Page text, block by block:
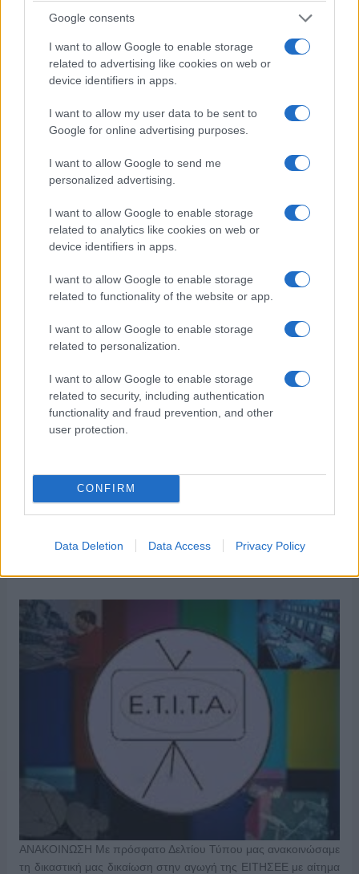
Google consents
I want to allow Google to enable storage
related to advertising like cookies on web or
device identifiers in apps.
I want to allow my user data to be sent to
Google for online advertising purposes.
I want to allow Google to send me
personalized advertising.
I want to allow Google to enable storage
related to analytics like cookies on web or
device identifiers in apps.
I want to allow Google to enable storage
related to functionality of the website or app.
I want to allow Google to enable storage
related to personalization.
I want to allow Google to enable storage
related to security, including authentication
functionality and fraud prevention, and other
user protection.
CONFIRM
Data Deletion Data Access Privacy Policy
ΑΝΑΚΟΙΝΩΣΗ Η ΠΟΣΠΕΡΤ καταγγέλλει τον τηλεοπτικό
σταθμό OPEN για την απόλυση εργαζόμενης ότι δήθεν
αποτελεί πλεονάζον προσωπικό. Παράλληλα, σύμφωνα με την
Αττικής (ΕΤΙΤΑ), η διοίκηση της εταιρείας δεν δέχεται να
συζητήσει για ΣΣΕ, έχοντας την …
ΑΝΗΚΕΙ ΣΤΗΝ ΚΑΤΗΓΟΡΙΑ: ΑΝΑΚΟΙΝΩΣΕΙΣ , ΤΗΛΕΟΡΑΣΗ
ΕΤΙΤΑ: Για την αλλαγή διαιτησίας
ΑΝΑΚΟΙΝΩΣΗ Με πρόσφατο Δελτίου Τύπου μας ανακοινώσαμε
τη δικαστική μας δικαίωση στην αγωγή της ΕΙΤΗΣΕΕ με αίτημα